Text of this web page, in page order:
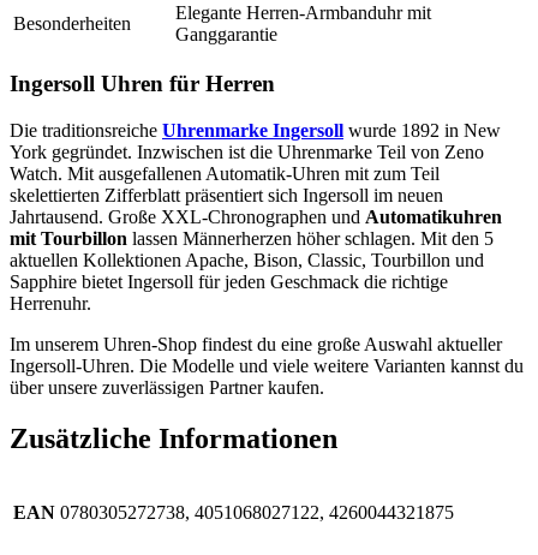
Besonderheiten
Elegante Herren-Armbanduhr mit
Ganggarantie
Ingersoll Uhren für Herren
Die traditionsreiche Uhrenmarke Ingersoll wurde 1892 in New
York gegründet. Inzwischen ist die Uhrenmarke Teil von Zeno
Watch. Mit ausgefallenen Automatik-Uhren mit zum Teil
skelettierten Zifferblatt präsentiert sich Ingersoll im neuen
Jahrtausend. Große XXL-Chronographen und Automatikuhren
mit Tourbillon lassen Männerherzen höher schlagen. Mit den 5
aktuellen Kollektionen Apache, Bison, Classic, Tourbillon und
Sapphire bietet Ingersoll für jeden Geschmack die richtige
Herrenuhr.
Im unserem Uhren-Shop findest du eine große Auswahl aktueller
Ingersoll-Uhren. Die Modelle und viele weitere Varianten kannst du
über unsere zuverlässigen Partner kaufen.
Zusätzliche Informationen
EAN 0780305272738, 4051068027122, 4260044321875